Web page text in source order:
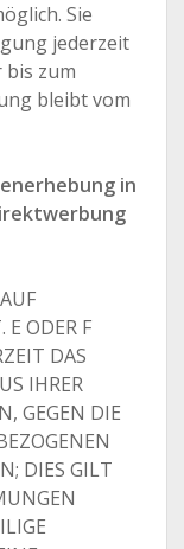
Sie
jederzeit
zum
bleibt vom
in
E ODER F
DAS
IHRER
GEGEN DIE
DIES GILT